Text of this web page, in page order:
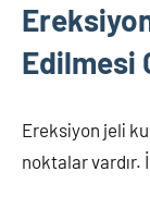
Edilmesi
Ereksiyon jeli
noktalar vardır.